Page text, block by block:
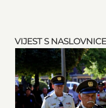
VIJEST S NASLOVNICE